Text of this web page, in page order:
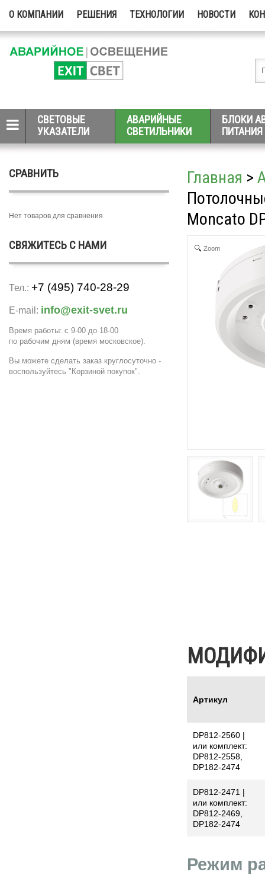
О КОМПАНИИ РЕШЕНИЯ ТЕХНОЛОГИИ НОВОСТИ
СВЕТОВЫЕ
УКАЗАТЕЛИ
АВАРИЙНЫЕ
СВЕТИЛЬНИКИ
БЛОКИ
ПИТАНИЯ
СРАВНИТЬ
Нет товаров для сравнения
СВЯЖИТЕСЬ С НАМИ
Тел.: +7 (495) 740-28-29
E-mail: info@exit-svet.ru
Время работы: с 9-00 до 18-00
по рабочим дням (время московское).
Вы можете сделать заказ круглосуточно -
воспользуйтесь "Корзиной покупок".
Главная >
Moncato
Zoom
Артикул
DP812-2560 |
или комплект:
DP812-2558,
DP182-2474
DP812-2471 |
или комплект:
DP812-2469,
DP182-2474
Режим